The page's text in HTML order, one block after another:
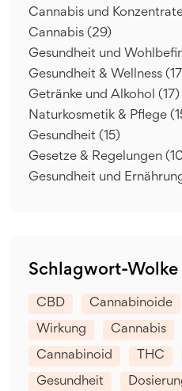
Cannabis und
Cannabis (29)
Gesundheit und
Gesundheit & Wellness
Getränke und Alkohol (17)
Naturkosmetik & Pflege
Gesundheit (15)
Gesetze & Regelungen
Gesundheit und
Schlagwort-Wolke
CBD Cannabinoide
Wirkung Cannabis
Cannabinoid THC
Gesundheit